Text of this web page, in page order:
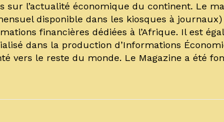
sur l’actualité économique du continent. Le
disponible dans les kiosques à
financières dédiées à l’Afrique. Il est
dans la production d’Informations
vers le reste du monde. Le Magazine a été